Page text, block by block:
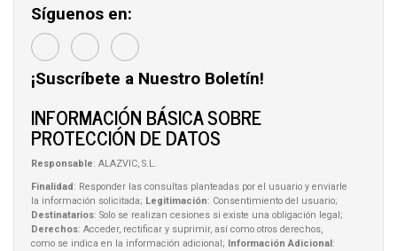
Síguenos en:
¡Suscríbete a Nuestro Boletín!
INFORMACIÓN BÁSICA SOBRE
PROTECCIÓN DE DATOS
Responsable: ALAZVIC, S.L.
Finalidad : Responder las consultas planteadas por el usuario y enviarle
la información solicitada; Legitimación: Consentimiento del usuario;
Destinatarios: Solo se realizan cesiones si existe una obligación legal;
Derechos: Acceder, rectificar y suprimir, así como otros derechos,
como se indica en la información adicional;
Información Adicional :